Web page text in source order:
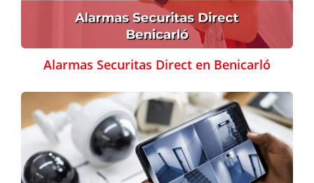
Alarmas Securitas Direct en Benicarló